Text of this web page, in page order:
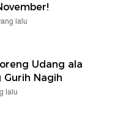
lalu
Udang ala
Gurih Nagih
lalu